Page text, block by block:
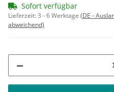
Sofort verfügbar
Lieferzeit:3 - 6 Werktage (DE -
abweichend)